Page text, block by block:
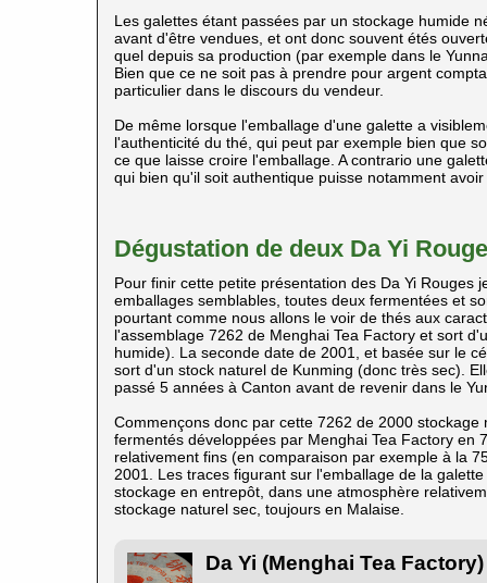
Les galettes étant passées par un stockage humide
avant d'être vendues, et ont donc souvent étés
quel depuis sa production (par exemple dans le
Bien que ce ne soit pas à prendre pour argent
particulier dans le discours du vendeur.
De même lorsque l'emballage d'une galette a
l'authenticité du thé, qui peut par exemple bien que
ce que laisse croire l'emballage. A contrario une
qui bien qu'il soit authentique puisse notamment
Dégustation de deux Da Yi
Pour finir cette petite présentation des Da Yi Rouges
emballages semblables, toutes deux fermentées et
pourtant comme nous allons le voir de thés aux
l'assemblage 7262 de Menghai Tea Factory et sort
humide). La seconde date de 2001, et basée sur le
sort d'un stock naturel de Kunming (donc très sec).
passé 5 années à Canton avant de revenir dans le
Commençons donc par cette 7262 de 2000
fermentés développées par Menghai Tea Factory
relativement fins (en comparaison par exemple à la
2001. Les traces figurant sur l'emballage de la
stockage en entrepôt, dans une atmosphère
stockage naturel sec, toujours en Malaise.
Da Yi (Menghai Tea Factory)